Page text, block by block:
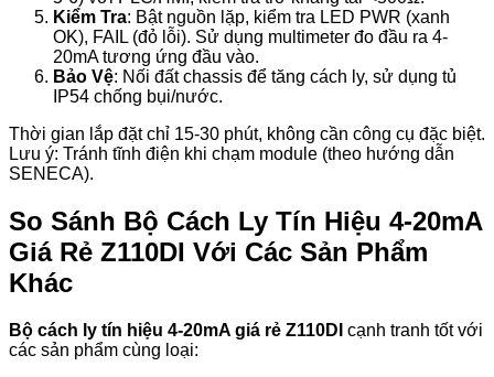
Kiểm Tra: Bật nguồn lặp, kiểm tra LED PWR (xanh
OK), FAIL (đỏ lỗi). Sử dụng multimeter đo đầu ra 4-
20mA tương ứng đầu vào.
Bảo Vệ: Nối đất chassis để tăng cách ly, sử dụng tủ
IP54 chống bụi/nước.
Thời gian lắp đặt chỉ 15-30 phút, không cần công cụ đặc biệt.
Lưu ý: Tránh tĩnh điện khi chạm module (theo hướng dẫn
SENECA).
So Sánh Bộ Cách Ly Tín Hiệu 4-20mA
Giá Rẻ Z110DI Với Các Sản Phẩm
Khác
Bộ cách ly tín hiệu 4-20mA giá rẻ Z110DI cạnh tranh tốt với
các sản phẩm cùng loại: